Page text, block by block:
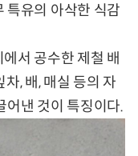
특유의 아삭한 식감
서 공수한 제철 배
, 배, 매실 등의 자
어낸 것이 특징이다.